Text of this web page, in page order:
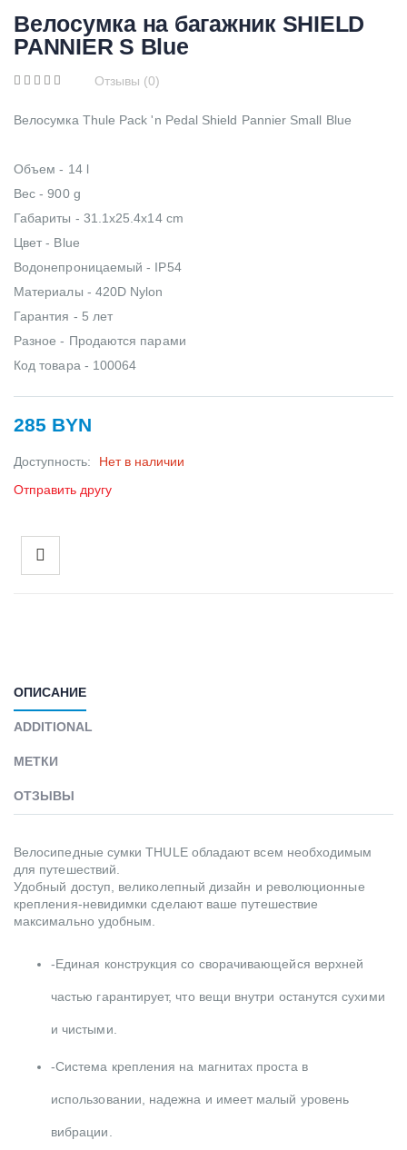
Велосумка на багажник SHIELD
PANNIER S Blue
Отзывы (0)
Велосумка Thule Pack 'n Pedal Shield Pannier Small Blue
Объем - 14 l
Вес - 900 g
Габариты - 31.1x25.4x14 cm
Цвет - Blue
Водонепроницаемый - IP54
Материалы - 420D Nylon
Гарантия - 5 лет
Разное - Продаются парами
Код товара - 100064
285 BYN
Доступность:
Нет в наличии
Отправить другу
ОПИСАНИЕ
ADDITIONAL
МЕТКИ
ОТЗЫВЫ
Велосипедные сумки THULE обладают всем необходимым
для путешествий.
Удобный доступ, великолепный дизайн и революционные
крепления-невидимки сделают ваше путешествие
максимально удобным.
-Единая конструкция со сворачивающейся верхней
частью гарантирует, что вещи внутри останутся сухими
и чистыми.
-Система крепления на магнитах проста в
использовании, надежна и имеет малый уровень
вибрации.